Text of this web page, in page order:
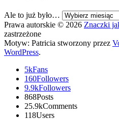
Ale to już było…
Prawa autorskie © 2026 Znaczki
zastrzeżone
Motyw: Patricia stworzony przez
WordPress.
5kFans
160Followers
9.9kFollowers
868Posts
25.9kComments
118Users